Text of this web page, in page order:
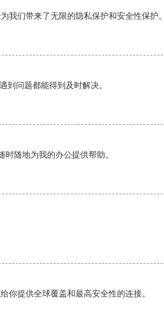
我们带来了无限的隐私保护和安全性保护
到问题都能得到及时解决。
随地为我的办公提供帮助。
你提供全球覆盖和最高安全性的连接。